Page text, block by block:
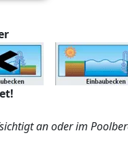
an oder im